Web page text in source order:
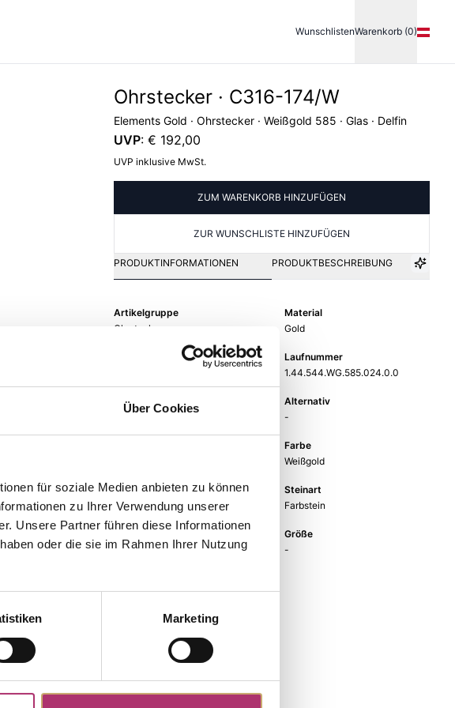
Über Cookies
für soziale Medien anbieten zu können
zu Ihrer Verwendung unserer
Unsere Partner führen diese Informationen
oder die sie im Rahmen Ihrer Nutzung
Marketing
WunschlistenWarenkorb (0)
Ohrstecker · C316-174/W
Elements Gold · Ohrstecker · Weißgold 585 · Glas · Delfin
UVP: € 192,00
UVP inklusive MwSt.
ZUM WARENKORB HINZUFÜGEN
ZUR WUNSCHLISTE HINZUFÜGEN
PRODUKTINFORMATIONEN PRODUKTBESCHREIBUNG
Artikelgruppe
Ohrstecker
Material
Gold
Laufnummer
1.44.544.WG.585.024.0.0
EAN
Alternativ
-
Farbe
Weißgold
Steinfarbe
andere Farben
Steinart
Farbstein
Glas
Größe
-